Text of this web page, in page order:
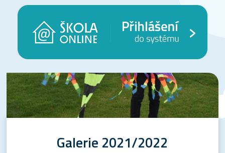
Galerie 2021/2022